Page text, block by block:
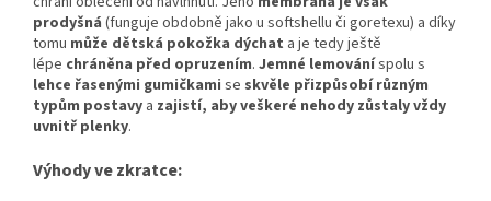
prodyšná (funguje obdobně jako u softshellu či goretexu) a díky
tomu může dětská pokožka dýchat a je tedy ještě
lépe chráněna před opruzením. Jemné lemováníspolu s
lehce řasenými gumičkami se skvěle přizpůsobí různým
typům postavy a zajistí, aby veškeré nehody zůstaly vždy
uvnitř plenky.
Výhody ve zkratce: